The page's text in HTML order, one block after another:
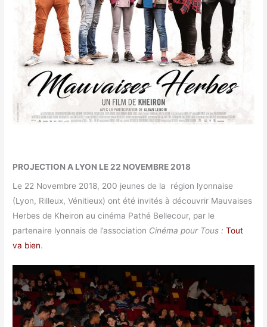
PROJECTION A LYON LE 22 NOVEMBRE 2018
Le 22 Novembre 2018, 200 jeunes de la région lyonnaise
(Lyon, Rilleux, Vénitieux) ont été invités à découvrir Mauvaises
Herbes de Kheiron au cinéma Pathé Bellecour, par le
partenaire lyonnais de l’association Cinéma pour Tous :Tout
va bien.